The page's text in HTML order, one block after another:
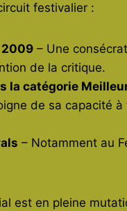
festivalier :
2009 – Une
de la critique.
la catégorie
de sa capacité
– Notamment au
est en pleine